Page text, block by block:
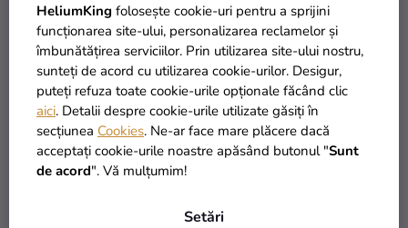
HeliumKing folosește cookie-uri pentru a sprijini
funcționarea site-ului, personalizarea reclamelor și
îmbunătățirea serviciilor. Prin utilizarea site-ului nostru,
sunteți de acord cu utilizarea cookie-urilor. Desigur,
puteți refuza toate cookie-urile opționale făcând clic
aici. Detalii despre cookie-urile utilizate găsiți în
secțiunea Cookies. Ne-ar face mare plăcere dacă
acceptați cookie-urile noastre apăsând butonul "Sunt
de acord". Vă mulțumim!
Setări
Balon din folie cifra
aniversară 8 verde pastel
72 cm
29,90 Lei
ADAUGĂ ÎN COŞ
Balon din folie Gamepad,
75x52 cm
14,90 Lei